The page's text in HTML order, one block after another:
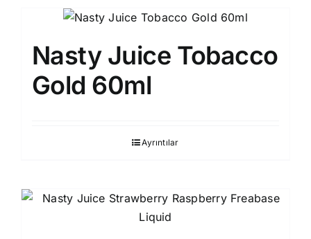
Nasty Juice Tobacco
Gold 60ml
Ayrıntılar